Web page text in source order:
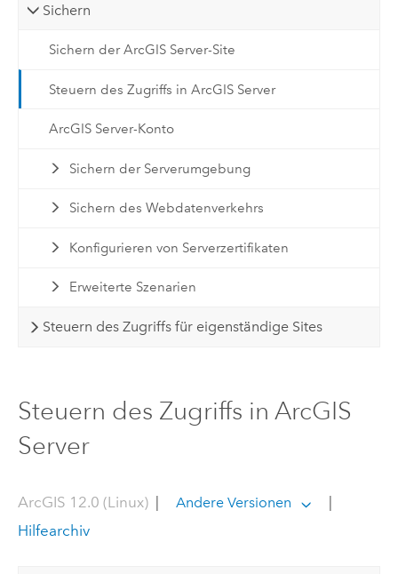
Sichern
Sichern der ArcGIS Server-Site
Steuern des Zugriffs in ArcGIS Server
ArcGIS Server-Konto
Sichern der Serverumgebung
Sichern des Webdatenverkehrs
Konfigurieren von Serverzertifikaten
Erweiterte Szenarien
Steuern des Zugriffs für eigenständige Sites
Steuern des Zugriffs in ArcGIS
Server
ArcGIS 12.0 (Linux)| Andere Versionen
Hilfearchiv